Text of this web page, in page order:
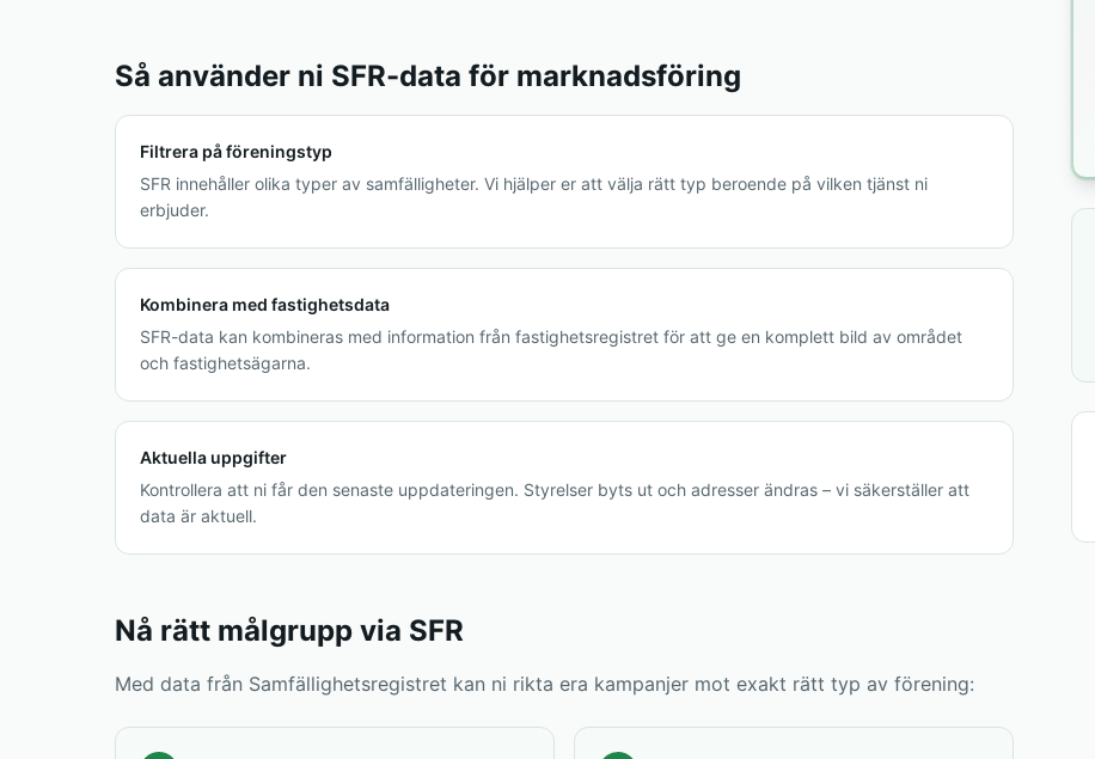
Så använder ni SFR-data för marknadsföring
Filtrera på föreningstyp
SFR innehåller olika typer av samfälligheter. Vi hjälper er att välja rätt typ beroende på vilken tjänst ni
erbjuder.
Kombinera med fastighetsdata
SFR-data kan kombineras med information från fastighetsregistret för att ge en komplett bild av området
och fastighetsägarna.
Aktuella uppgifter
Kontrollera att ni får den senaste uppdateringen. Styrelser byts ut och adresser ändras – vi säkerställer att
data är aktuell.
Nå rätt målgrupp via SFR
Med data från Samfällighetsregistret kan ni rikta era kampanjer mot exakt rätt typ av förening: